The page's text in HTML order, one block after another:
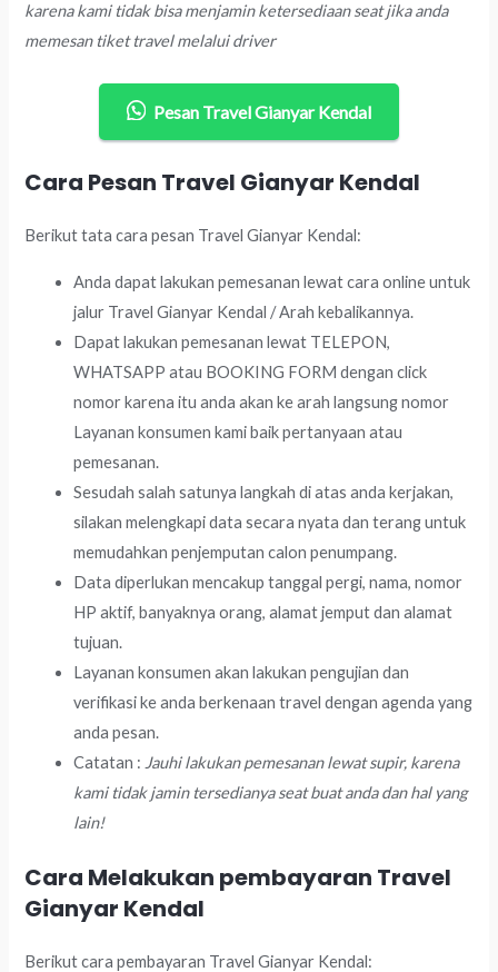
karena kami tidak bisa menjamin ketersediaan seat jika anda
memesan tiket travel melalui driver
Pesan Travel Gianyar Kendal
Cara Pesan Travel Gianyar Kendal
Berikut tata cara pesan Travel Gianyar Kendal:
Anda dapat lakukan pemesanan lewat cara online untuk
jalur Travel Gianyar Kendal / Arah kebalikannya.
Dapat lakukan pemesanan lewat TELEPON,
WHATSAPP atau BOOKING FORM dengan click
nomor karena itu anda akan ke arah langsung nomor
Layanan konsumen kami baik pertanyaan atau
pemesanan.
Sesudah salah satunya langkah di atas anda kerjakan,
silakan melengkapi data secara nyata dan terang untuk
memudahkan penjemputan calon penumpang.
Data diperlukan mencakup tanggal pergi, nama, nomor
HP aktif, banyaknya orang, alamat jemput dan alamat
tujuan.
Layanan konsumen akan lakukan pengujian dan
verifikasi ke anda berkenaan travel dengan agenda yang
anda pesan.
Catatan : Jauhi lakukan pemesanan lewat supir, karena
kami tidak jamin tersedianya seat buat anda dan hal yang
lain!
Cara Melakukan pembayaran Travel
Gianyar Kendal
Berikut cara pembayaran Travel Gianyar Kendal: